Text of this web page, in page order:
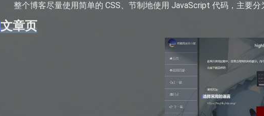
整个博客尽量使用简单的 CSS、节制地使用 JavaScript 代码，主要
文章页